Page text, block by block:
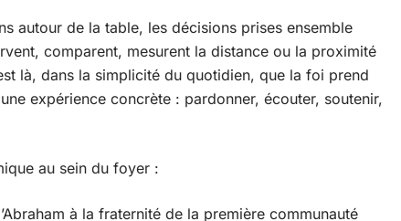
autour de la table, les décisions prises ensemble
comparent, mesurent la distance ou la proximité
là, dans la simplicité du quotidien, que la foi prend
expérience concrète : pardonner, écouter, soutenir,
au sein du foyer :
à la fraternité de la première communauté